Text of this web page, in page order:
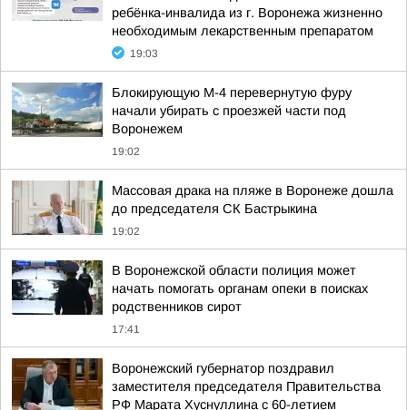
ребёнка-инвалида из г. Воронежа жизненно
необходимым лекарственным препаратом
19:03
Блокирующую М-4 перевернутую фуру
начали убирать с проезжей части под
Воронежем
19:02
Массовая драка на пляже в Воронеже дошла
до председателя СК Бастрыкина
19:02
В Воронежской области полиция может
начать помогать органам опеки в поисках
родственников сирот
17:41
Воронежский губернатор поздравил
заместителя председателя Правительства
РФ Марата Хуснуллина с 60-летием